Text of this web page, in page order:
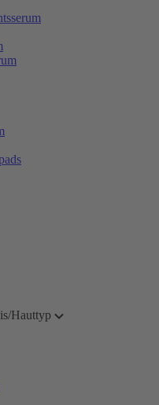
Hauttyp